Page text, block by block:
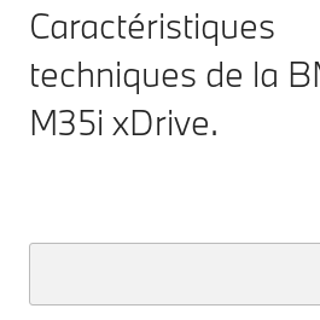
Caractéristiques
techniques de la
M35i xDrive.